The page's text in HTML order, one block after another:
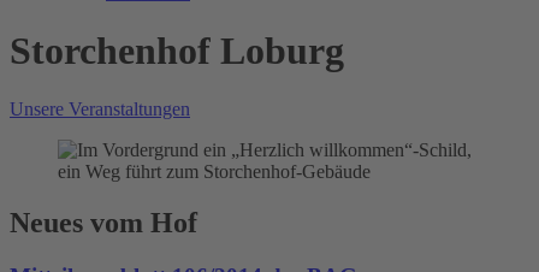
Storchenhof Loburg
Unsere Veranstaltungen
Neues vom Hof